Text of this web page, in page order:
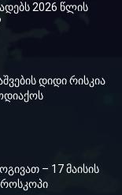
2026 წლის
დიდი რისკია
– 17 მაისის